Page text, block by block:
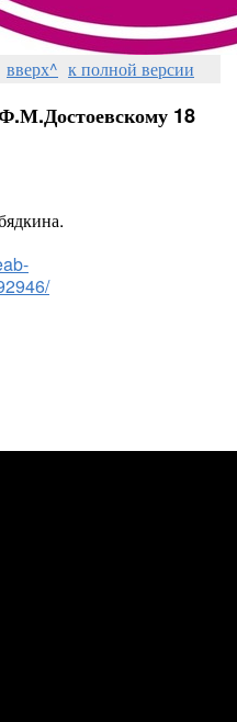
вверх^ к полной версии
18